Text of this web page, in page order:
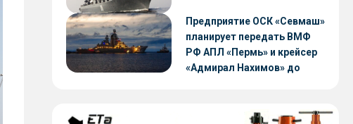
Предприятие ОСК «Севмаш»
планирует передать ВМФ
РФ АПЛ «Пермь» и крейсер
«Адмирал Нахимов» до